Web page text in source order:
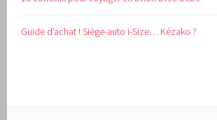
Guide d’achat !Siège-auto i-Size… Kézako ?